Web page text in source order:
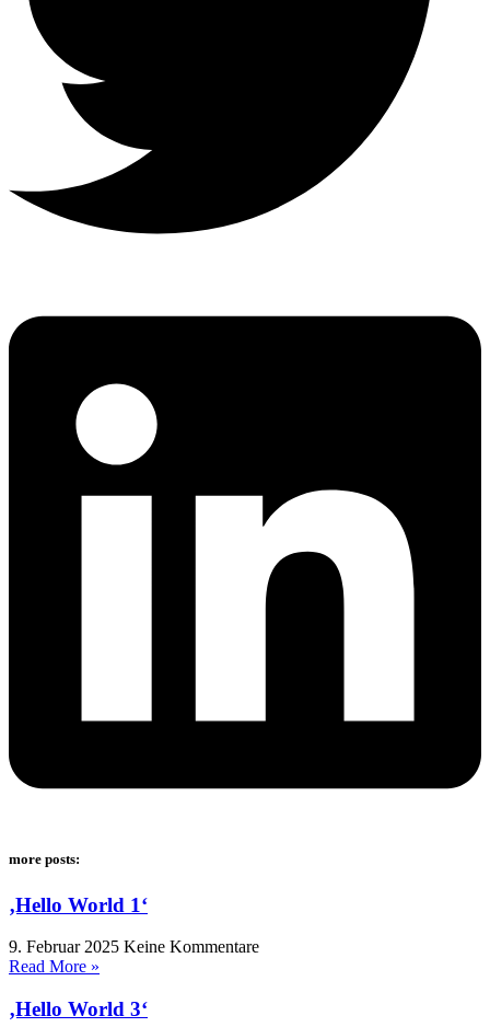
more posts:
‚Hello World 1‘
9. Februar 2025 Keine Kommentare
Read More »
‚Hello World 3‘